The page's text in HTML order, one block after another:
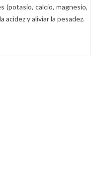
(potasio, calcio, magnesio,
acidez y aliviar la pesadez.